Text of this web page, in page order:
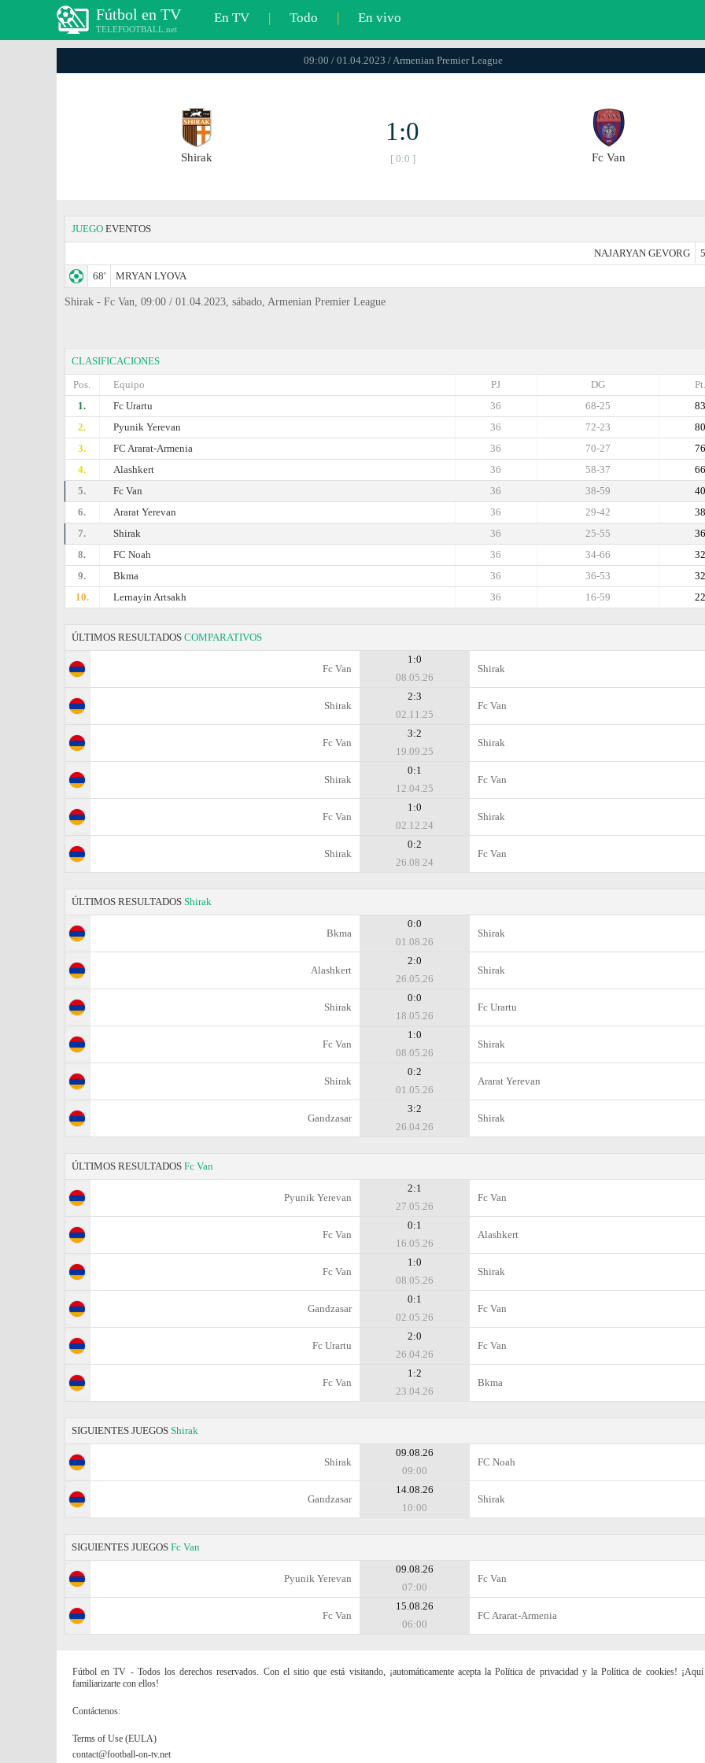
Fútbol en TV
TELEFOOTBALL.net
En TV | Todo | En vivo
09:00 / 01.04.2023 / Armenian Premier League
Shirak
1:0
[ 0:0 ] Fc Van
JUEGO EVENTOS
NAJARYAN GEVORG
68'
MRYAN LYOVA
Shirak - Fc Van, 09:00 / 01.04.2023, sábado, Armenian Premier League
CLASIFICACIONES
Pos.
Equipo Pt.
DG
PJ
1.
Fc Urartu 83
68-25
36
2.
Pyunik Yerevan 80
72-23
36
3.
FC Ararat-Armenia 76
70-27
36
4.
Alashkert 66
58-37
36
5.
Fc Van 40
38-59
36
6.
Ararat Yerevan 38
29-42
36
7.
Shirak 36
25-55
36
8.
FC Noah 32
34-66
36
9.
Bkma 32
36-53
36
10.
Lernayin Artsakh 22
16-59
36
ÚLTIMOS RESULTADOS COMPARATIVOS
Fc Van
1:0
08.05.26
Shirak
Shirak
2:3
02.11.25
Fc Van
Fc Van
3:2
19.09.25
Shirak
Shirak
0:1
12.04.25
Fc Van
Fc Van
1:0
02.12.24
Shirak
Shirak
0:2
26.08.24
Fc Van
ÚLTIMOS RESULTADOS Shirak
Bkma
0:0
01.08.26
Shirak
Alashkert
2:0
26.05.26
Shirak
Shirak
0:0
18.05.26
Fc Urartu
Fc Van
1:0
08.05.26
Shirak
Shirak
0:2
01.05.26
Ararat Yerevan
Gandzasar
3:2
26.04.26
Shirak
ÚLTIMOS RESULTADOS Fc Van
Pyunik Yerevan
2:1
27.05.26
Fc Van
Fc Van
0:1
16.05.26
Alashkert
Fc Van
1:0
08.05.26
Shirak
Gandzasar
0:1
02.05.26
Fc Van
Fc Urartu
2:0
26.04.26
Fc Van
Fc Van
1:2
23.04.26
Bkma
SIGUIENTES JUEGOS Shirak
Shirak
09.08.26
09:00
FC Noah
Gandzasar
14.08.26
10:00
Shirak
SIGUIENTES JUEGOS Fc Van
Pyunik Yerevan
09.08.26
07:00
Fc Van
Fc Van
15.08.26
06:00
FC Ararat-Armenia
Fútbol en TV - Todos los derechos reservados. Con el sitio que está visitando, ¡automáticamente acepta la Política de privacidad y la Política de cookies! ¡Aquí
familiarizarte con ellos!
Contáctenos:
Terms of Use (EULA)
contact@football-on-tv.net